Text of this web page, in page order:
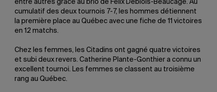
entre autres grâce au brio de Félix Deblois-Beaucage. Au
cumulatif des deux tournois 7-7, les hommes détiennent
la première place au Québec avec une fiche de 11 victoires
en 12 matchs.
Chez les femmes, les Citadins ont gagné quatre victoires
et subi deux revers. Catherine Plante-Gonthier a connu un
excellent tournoi. Les femmes se classent au troisième
rang au Québec.